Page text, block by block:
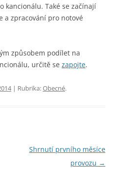
kancionálu. Také se začínají
a zpracování pro notové
způsobem podílet na
určitě se zapojte.
| Rubrika:Obecné.
Shrnutí prvního měsíce
provozu →